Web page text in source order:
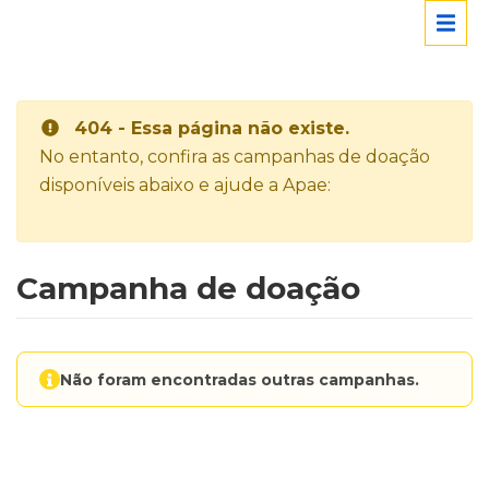
404 - Essa página não existe.
No entanto, confira as campanhas de doação
disponíveis abaixo e ajude a Apae:
Campanha de doação
Não foram encontradas outras campanhas.